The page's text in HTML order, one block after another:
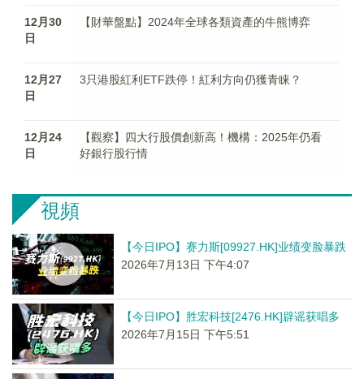
12月30
日
【財華盤點】2024年全球各類資產的牛熊博弈
12月27
日
3只港股紅利ETF跌停！紅利方向仍獲青睐？
12月24
日
【觀察】四大行股價創新高！機構：2025年仍看
好銀行股行情
視頻
【今日IPO】赛力斯[09927.HK]业绩变脸暴跌
2026年7月13日 下午4:07
【今日IPO】胜宏科技[2476.HK]辟谣获唱多
2026年7月15日 下午5:51